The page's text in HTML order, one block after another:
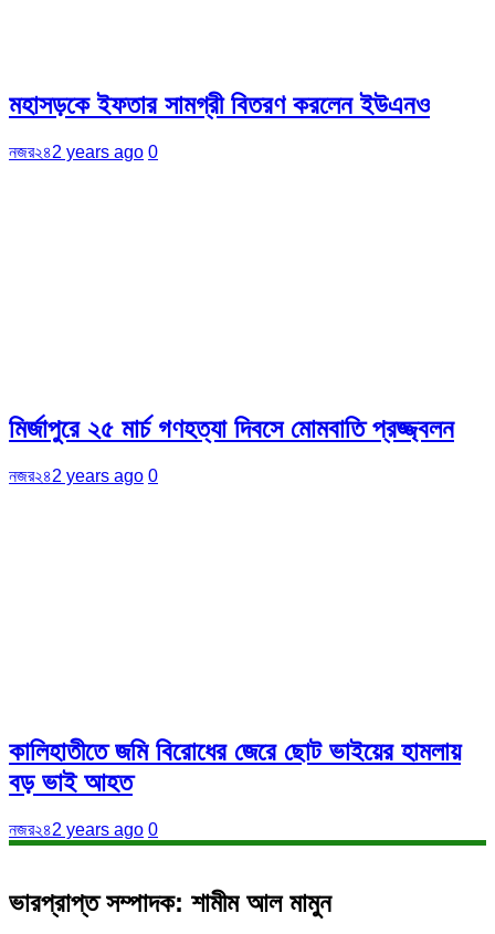
মহাসড়কে ইফতার সামগ্রী বিতরণ করলেন ইউএনও
নজর২৪2 years ago 0
মির্জাপুরে ২৫ মার্চ গণহত্যা দিবসে মোমবাতি প্রজ্জ্বলন
নজর২৪2 years ago 0
কালিহাতীতে জমি বিরোধের জেরে ছোট ভাইয়ের হামলায়
বড় ভাই আহত
নজর২৪2 years ago 0
ভারপ্রাপ্ত সম্পাদক: শামীম আল মামুন